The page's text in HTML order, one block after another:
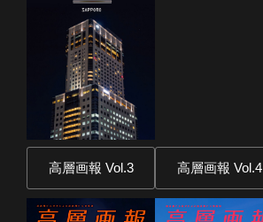
高層画報 Vol.3 高層画報 Vol.4